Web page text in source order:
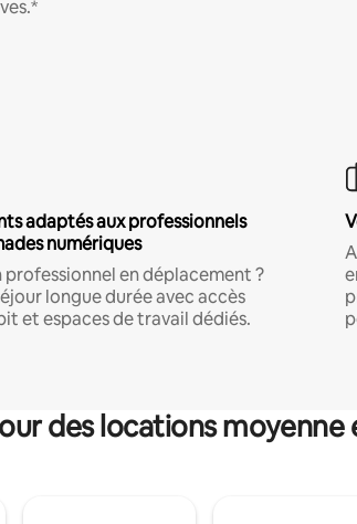
adaptés aux professionnels
numériques
professionnel en déplacement ?
longue durée avec accès
et espaces de travail dédiés.
des locations